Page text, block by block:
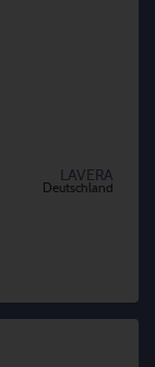
LAVERA
Deutschland